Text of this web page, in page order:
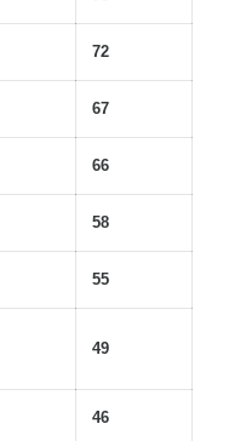
72
67
66
58
55
49
46